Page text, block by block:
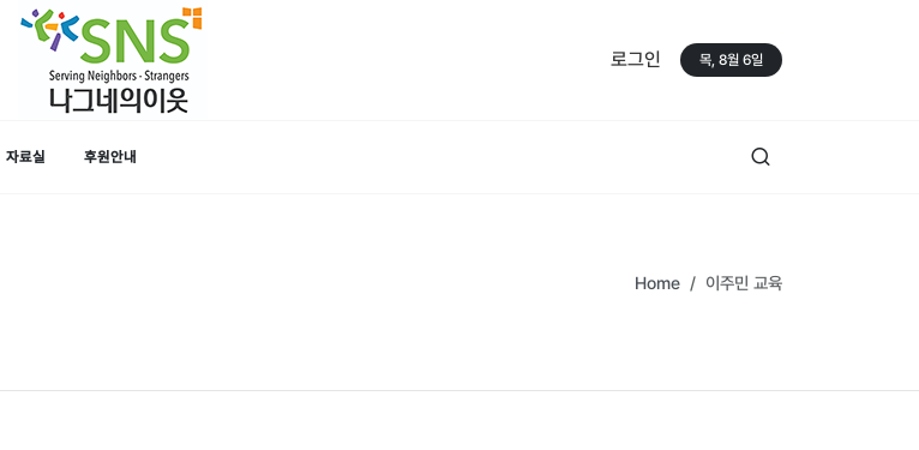
로그인 목, 8월 6일
자료실 후원안내
Home 이주민 교육